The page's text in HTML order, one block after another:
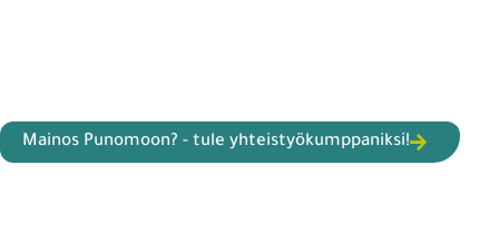
Mainos Punomoon? - tule yhteistyökumppaniksi!